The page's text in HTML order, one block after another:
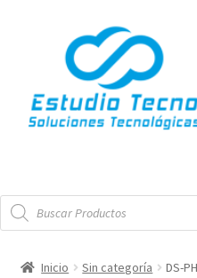
navegación
contenido
Tienda
Búsqueda
de
productos
Inicio Sin categoría DS-